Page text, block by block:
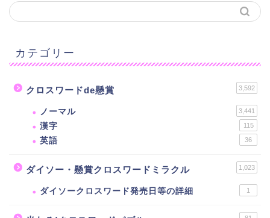
カテゴリー
クロスワードde懸賞 3,592
ノーマル 3,441
漢字 115
英語 36
ダイソー・懸賞クロスワードミラクル 1,023
ダイソークロスワード発売日等の詳細 1